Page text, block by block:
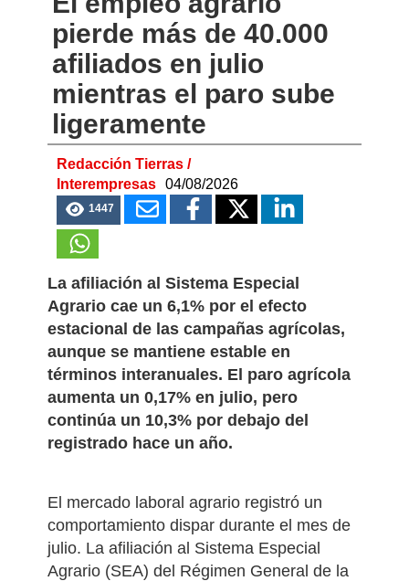
Datos del Ministerio de Inclusión,
Seguridad Social y Migraciones
El empleo agrario
pierde más de 40.000
afiliados en julio
mientras el paro sube
ligeramente
Redacción Tierras /
1447
La afiliación al Sistema Especial
Agrario cae un 6,1% por el efecto
estacional de las campañas agrícolas,
aunque se mantiene estable en
términos interanuales. El paro agrícola
continúa un 10,3% por debajo del
registrado hace un año.